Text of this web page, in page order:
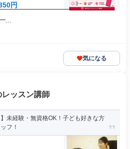
円
気になる
ッスン講師
未経験・無資格OK！子ども好きな方
フ！